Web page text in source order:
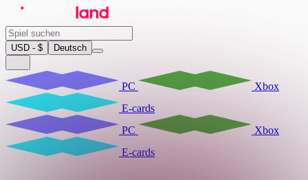
USD - $ Deutsch
PC
Xbox
E-cards
PC
Xbox
E-cards